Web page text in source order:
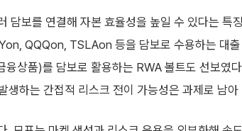
담보를 연결해 자본 효율성을 높일 수 있다는 특
QQQon, TSLAon 등을 담보로 수용하는 대
상품)를 담보로 활용하는 RWA 볼트도 선보였
생하는 간접적 리스크 전이 가능성은 과제로 남아